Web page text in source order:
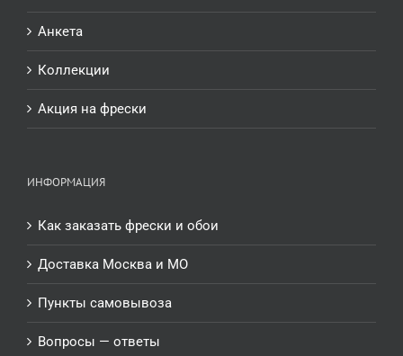
Анкета
Коллекции
Акция на фрески
ИНФОРМАЦИЯ
Как заказать фрески и обои
Доставка Москва и МО
Пункты самовывоза
Вопросы — ответы